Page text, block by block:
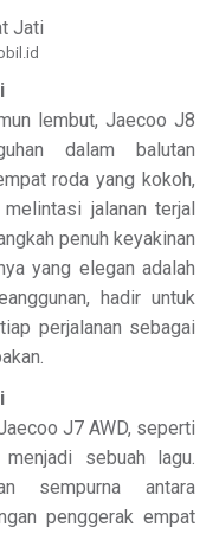
lembut, Jaecoo J8
dalam balutan
roda yang kokoh,
jalanan terjal
penuh keyakinan
yang elegan adalah
hadir untuk
perjalanan sebagai
J7 AWD, seperti
sebuah lagu.
sempurna antara
penggerak empat